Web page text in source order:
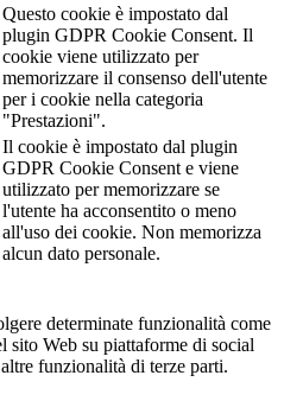
Questo cookie è impostato dal
plugin GDPR Cookie Consent. Il
cookie viene utilizzato per
memorizzare il consenso dell'utente
per i cookie nella categoria
"Prestazioni".
Il cookie è impostato dal plugin
GDPR Cookie Consent e viene
utilizzato per memorizzare se
l'utente ha acconsentito o meno
all'uso dei cookie. Non memorizza
alcun dato personale.
determinate funzionalità come
sito Web su piattaforme di social
funzionalità di terze parti.